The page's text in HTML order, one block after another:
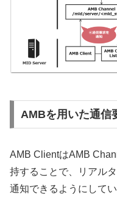
AMBを用いた通信
AMB ClientはAMB
持することで、リアル
通知できるようにしてい